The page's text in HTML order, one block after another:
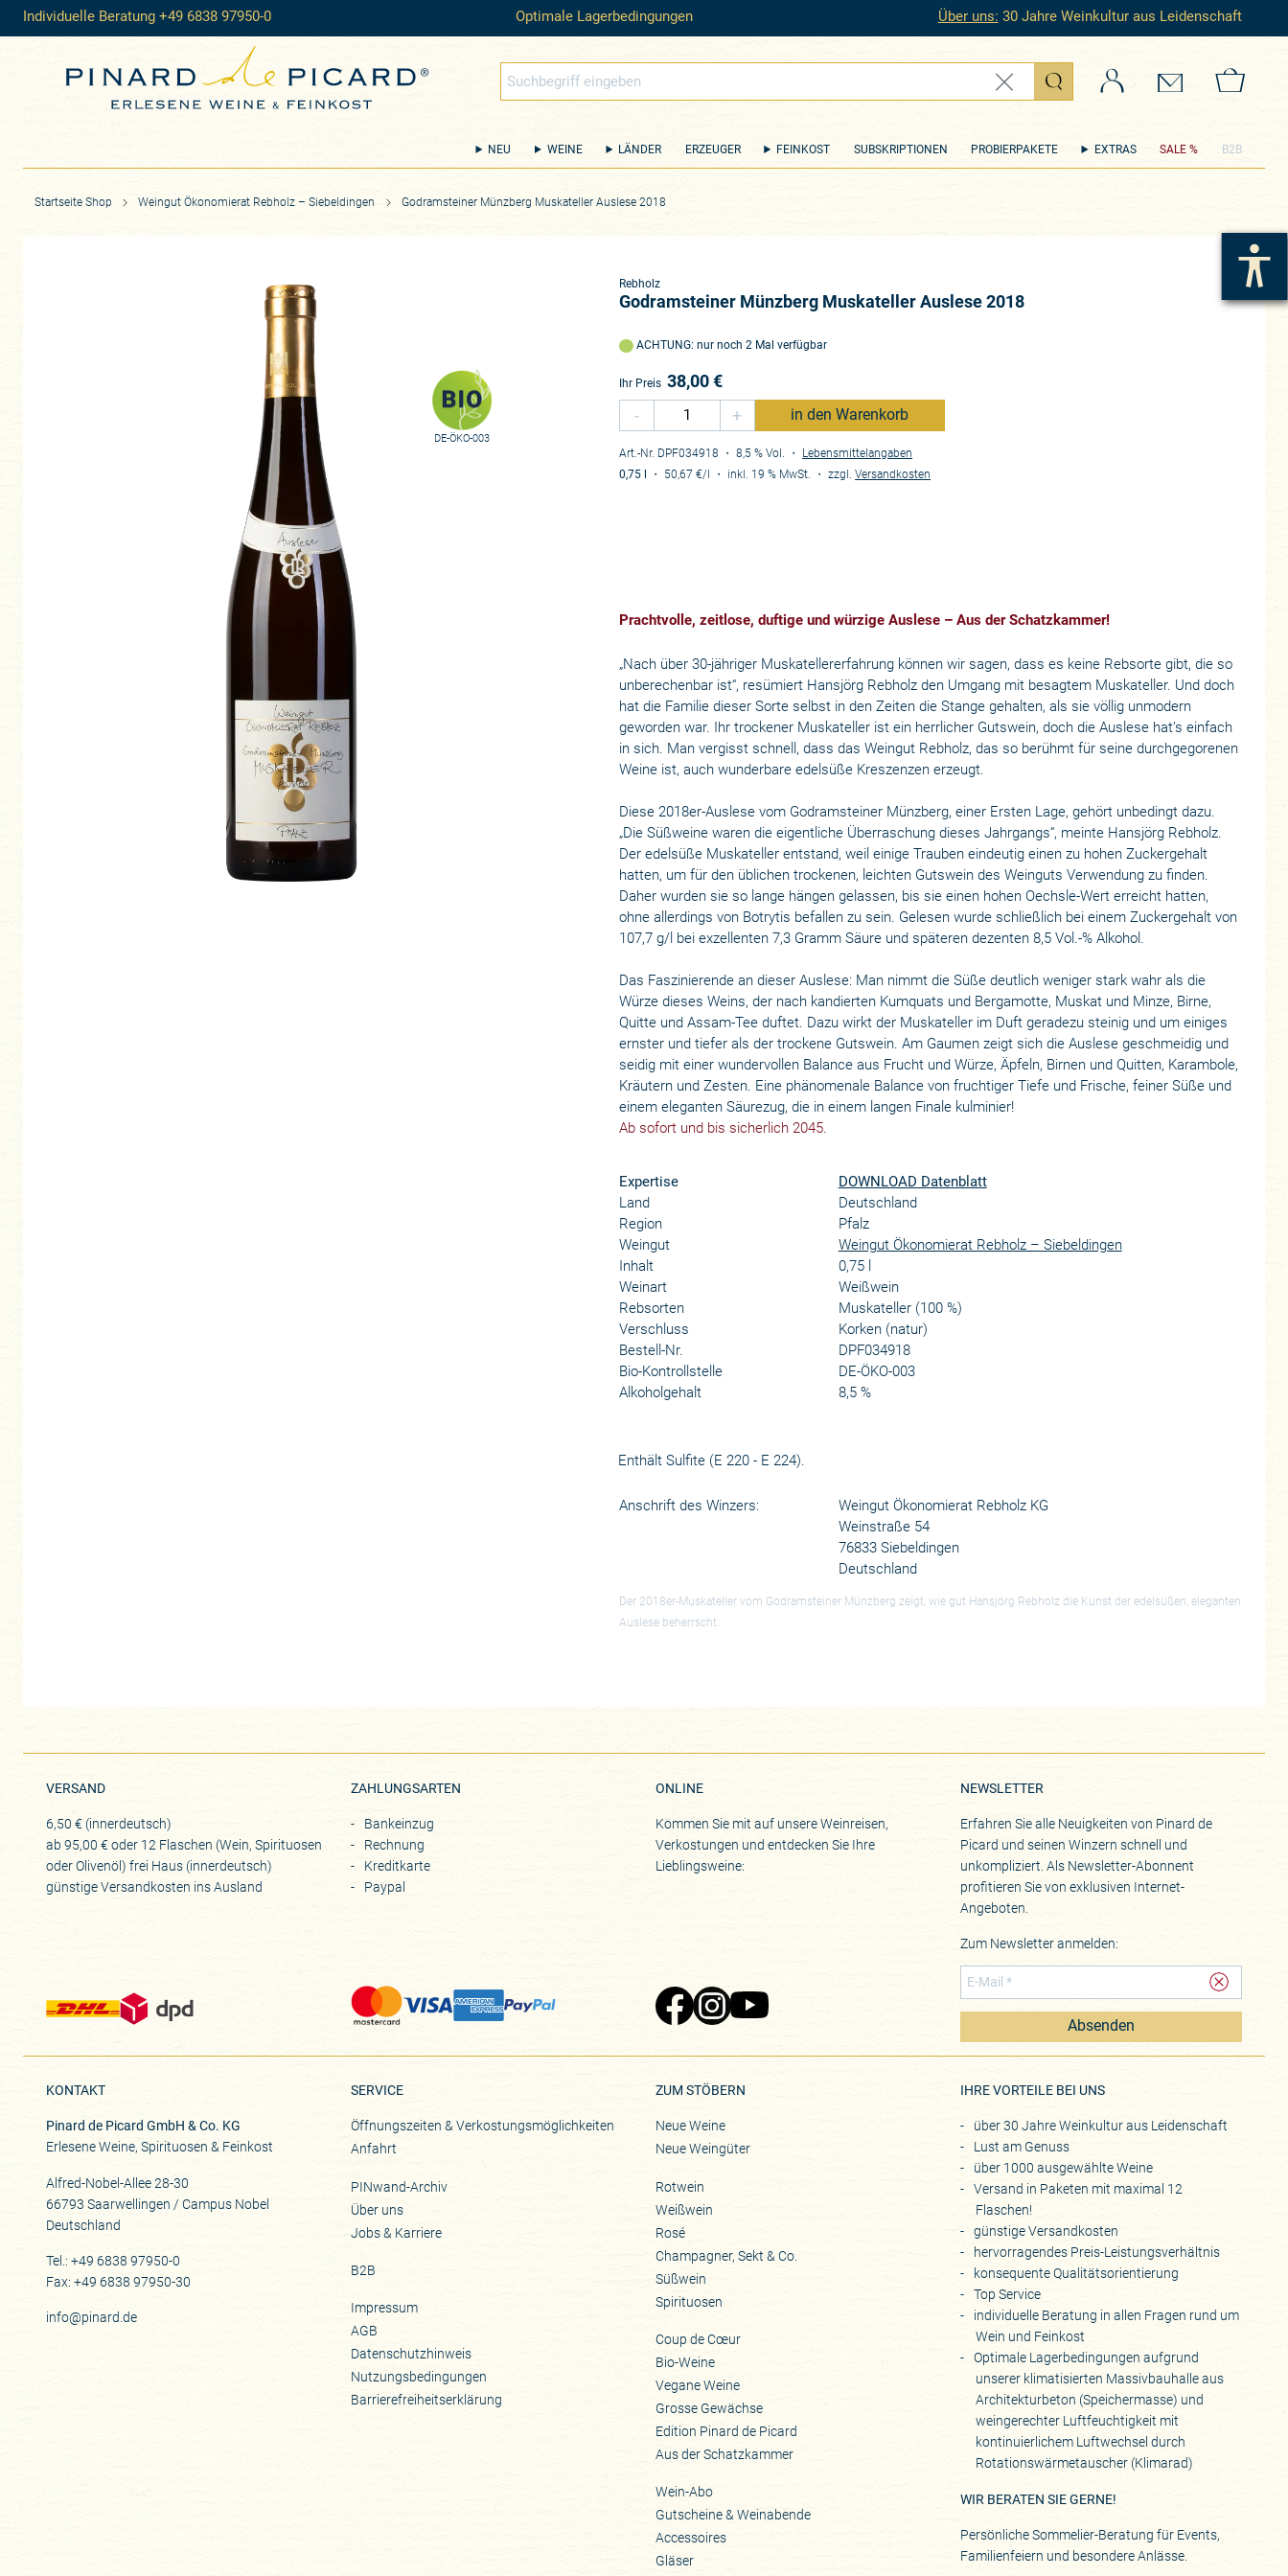
Individuelle Beratung +49 6838 97950-0 Optimale Lagerbedingungen Über uns: 30 Jahre Weinkultur aus Leidenschaft
Login Kontakt
NEU WEINE LÄNDER ERZEUGER FEINKOST SUBSKRIPTIONEN PROBIERPAKETE EXTRAS SALE % B2B
Startseite Shop Weingut Ökonomierat Rebholz – Siebeldingen Godramsteiner Münzberg Muskateller Auslese 2018
DE-ÖKO-003
Rebholz
Godramsteiner Münzberg Muskateller Auslese 2018
ACHTUNG: nur noch 2 Mal verfügbar
Ihr Preis 38,00€
-
+ in den Warenkorb
Art.-Nr. DPF034918 ・ 8,5 % Vol. ・ Lebensmittelangaben
0,75 l ・ 50,67 €/l ・ inkl. 19 % MwSt. ・zzgl.Versandkosten
Prachtvolle, zeitlose, duftige und würzige Auslese – Aus der Schatzkammer!
„Nach über 30-jähriger Muskatellererfahrung können wir sagen, dass es keine Rebsorte gibt, die so
unberechenbar ist“, resümiert Hansjörg Rebholz den Umgang mit besagtem Muskateller. Und doch
hat die Familie dieser Sorte selbst in den Zeiten die Stange gehalten, als sie völlig unmodern
geworden war. Ihr trockener Muskateller ist ein herrlicher Gutswein, doch die Auslese hat’s einfach
in sich. Man vergisst schnell, dass das Weingut Rebholz, das so berühmt für seine durchgegorenen
Weine ist, auch wunderbare edelsüße Kreszenzen erzeugt.
Diese 2018er-Auslese vom Godramsteiner Münzberg, einer Ersten Lage, gehört unbedingt dazu.
„Die Süßweine waren die eigentliche Überraschung dieses Jahrgangs“, meinte Hansjörg Rebholz.
Der edelsüße Muskateller entstand, weil einige Trauben eindeutig einen zu hohen Zuckergehalt
hatten, um für den üblichen trockenen, leichten Gutswein des Weinguts Verwendung zu finden.
Daher wurden sie so lange hängen gelassen, bis sie einen hohen Oechsle-Wert erreicht hatten,
ohne allerdings von Botrytis befallen zu sein. Gelesen wurde schließlich bei einem Zuckergehalt von
107,7 g/l bei exzellenten 7,3 Gramm Säure und späteren dezenten 8,5 Vol.-% Alkohol.
Das Faszinierende an dieser Auslese: Man nimmt die Süße deutlich weniger stark wahr als die
Würze dieses Weins, der nach kandierten Kumquats und Bergamotte, Muskat und Minze, Birne,
Quitte und Assam-Tee duftet. Dazu wirkt der Muskateller im Duft geradezu steinig und um einiges
ernster und tiefer als der trockene Gutswein. Am Gaumen zeigt sich die Auslese geschmeidig und
seidig mit einer wundervollen Balance aus Frucht und Würze, Äpfeln, Birnen und Quitten, Karambole,
Kräutern und Zesten. Eine phänomenale Balance von fruchtiger Tiefe und Frische, feiner Süße und
einem eleganten Säurezug, die in einem langen Finale kulminier!
Ab sofort und bis sicherlich 2045.
Expertise
DOWNLOAD Datenblatt
Land
Deutschland
Region
Pfalz
Weingut
Weingut Ökonomierat Rebholz – Siebeldingen
Inhalt
0,75 l
Weinart
Weißwein
Rebsorten
Muskateller (100 %)
Verschluss
Korken (natur)
Bestell-Nr.
DPF034918
Bio-Kontrollstelle
DE-ÖKO-003
Alkoholgehalt
8,5 %
Enthält Sulfite (E 220 - E 224).
Anschrift des Winzers:
Weingut Ökonomierat Rebholz KG
Weinstraße 54
76833 Siebeldingen
Deutschland
Der 2018er-Muskateller vom Godramsteiner Münzberg zeigt, wie gut Hansjörg Rebholz die Kunst der edelsüßen, eleganten
Auslese beherrscht.
VERSAND
6,50 € (innerdeutsch)
ab 95,00 € oder 12 Flaschen (Wein, Spirituosen
oder Olivenöl) frei Haus (innerdeutsch)
günstige Versandkosten ins Ausland
ZAHLUNGSARTEN
Bankeinzug
Rechnung
Kreditkarte
Paypal
ONLINE
Kommen Sie mit auf unsere Weinreisen,
Verkostungen und entdecken Sie Ihre
Lieblingsweine:
NEWSLETTER
Erfahren Sie alle Neuigkeiten von Pinard de
Picard und seinen Winzern schnell und
unkompliziert. Als Newsletter-Abonnent
profitieren Sie von exklusiven Internet-
Angeboten.
Zum Newsletter anmelden:
Absenden
KONTAKT
Pinard de Picard GmbH & Co. KG
Erlesene Weine, Spirituosen & Feinkost
Alfred-Nobel-Allee 28-30
66793 Saarwellingen / Campus Nobel
Deutschland
Tel.: +49 6838 97950-0
Fax: +49 6838 97950-30
info@pinard.de
SERVICE
Öffnungszeiten & Verkostungsmöglichkeiten
Anfahrt
PINwand-Archiv
Über uns
Jobs & Karriere
B2B
Impressum
AGB
Datenschutzhinweis
Nutzungsbedingungen
Barrierefreiheitserklärung
ZUM STÖBERN
Neue Weine
Neue Weingüter
Rotwein
Weißwein
Rosé
Champagner, Sekt & Co.
Süßwein
Spirituosen
Coup de Cœur
Bio-Weine
Vegane Weine
Grosse Gewächse
Edition Pinard de Picard
Aus der Schatzkammer
Wein-Abo
Gutscheine & Weinabende
Accessoires
Gläser
IHRE VORTEILE BEI UNS
über 30 Jahre Weinkultur aus Leidenschaft
Lust am Genuss
über 1000 ausgewählte Weine
Versand in Paketen mit maximal 12
Flaschen!
günstige Versandkosten
hervorragendes Preis-Leistungsverhältnis
konsequente Qualitätsorientierung
Top Service
individuelle Beratung in allen Fragen rund um
Wein und Feinkost
Optimale Lagerbedingungen aufgrund
unserer klimatisierten Massivbauhalle aus
Architekturbeton (Speichermasse) und
weingerechter Luftfeuchtigkeit mit
kontinuierlichem Luftwechsel durch
Rotationswärmetauscher (Klimarad)
WIR BERATEN SIE GERNE!
Persönliche Sommelier-Beratung für Events,
Familienfeiern und besondere Anlässe.